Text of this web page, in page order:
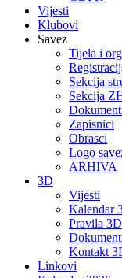
Vijesti
Klubovi
Savez
Tijela i
Sekcija
Sekcija
Zapisnici
Obrasci
Logo
ARHIVA
3D
Vijesti
Kalendar
Pravila 3D
Kontakt
Linkovi